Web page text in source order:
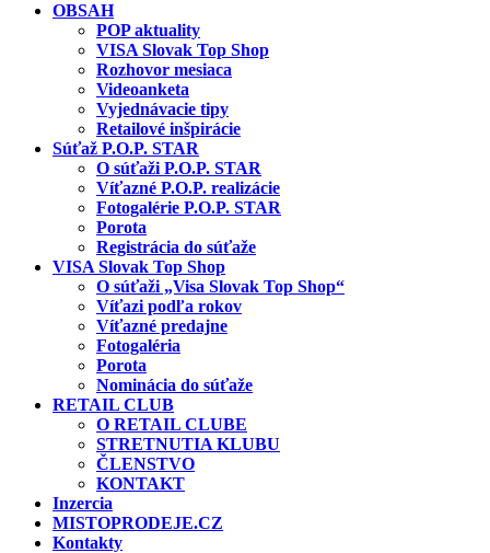
OBSAH
POP aktuality
VISA Slovak Top Shop
Rozhovor mesiaca
Videoanketa
Vyjednávacie tipy
Retailové inšpirácie
Súťaž P.O.P. STAR
O súťaži P.O.P. STAR
Víťazné P.O.P. realizácie
Fotogalérie P.O.P. STAR
Porota
Registrácia do súťaže
VISA Slovak Top Shop
O súťaži „Visa Slovak Top Shop“
Víťazi podľa rokov
Víťazné predajne
Fotogaléria
Porota
Nominácia do súťaže
RETAIL CLUB
O RETAIL CLUBE
STRETNUTIA KLUBU
ČLENSTVO
KONTAKT
Inzercia
MISTOPRODEJE.CZ
Kontakty